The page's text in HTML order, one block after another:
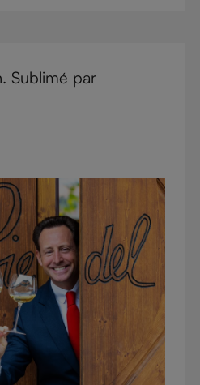
célébré par les
et les
l’univers du vin.
Sublimé par